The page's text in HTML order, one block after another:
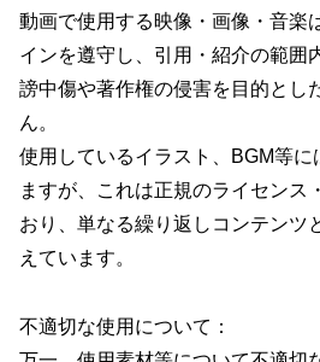
動画で使用する映像・画像・音楽
インを遵守し、引用・紹介の範囲
謗中傷や著作権の侵害を目的とし
ん。
使用しているイラスト、BGM等
ますが、これは正規のライセンス
おり、単なる繰り返しコンテンツ
えています。
不適切な使用について：